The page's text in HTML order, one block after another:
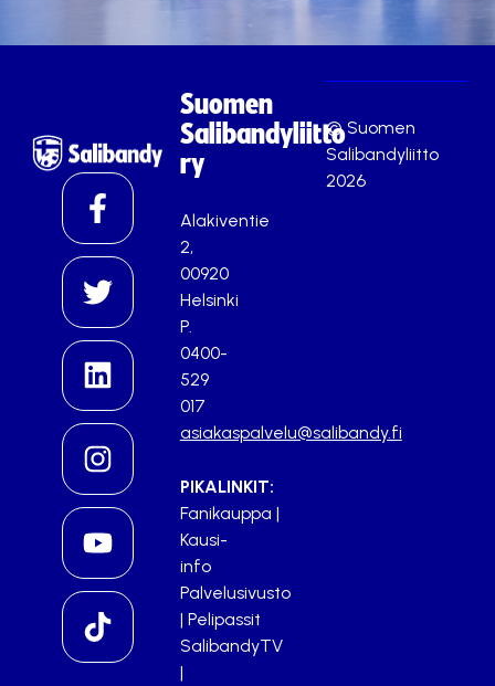
Suomen
Salibandyliitto
ry
Alakiventie
2,
00920
Helsinki
P.
0400-
529
017
asiakaspalvelu@salibandy.fi
PIKALINKIT:
Fanikauppa |
Kausi-
info
Palvelusivusto
| Pelipassit
SalibandyTV
|
© Suomen
Salibandyliitto
2026